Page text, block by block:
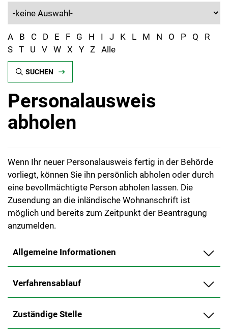
A B C D E F G H I J K L M N O P Q
R
S T U V W X Y Z Alle
SUCHEN
Personalausweis
abholen
Wenn Ihr neuer Personalausweis fertig in der Behörde
vorliegt, können Sie ihn persönlich abholen oder durch
eine bevollmächtigte Person abholen lassen. Die
Zusendung an die inländische Wohnanschrift ist
möglich und bereits zum Zeitpunkt der Beantragung
anzumelden.
Allgemeine Informationen
Verfahrensablauf
Zuständige Stelle